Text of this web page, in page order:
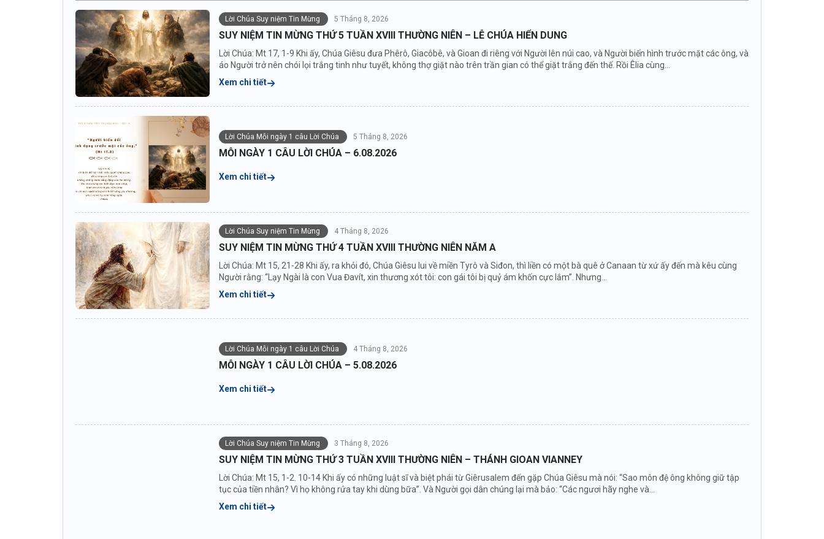
Lời Chúa Suy niệm Tin Mừng 5 Tháng 8, 2026
SUY NIỆM TIN MỪNG THỨ 5 TUẦN XVIII THƯỜNG NIÊN – LỄ CHÚA HIỂN DUNG
Lời Chúa: Mt 17, 1-9 Khi ấy, Chúa Giêsu đưa Phêrô, Giacôbê, và Gioan đi riêng với Người lên núi cao, và Người biến hình trước mặt các ông, và
áo Người trở nên chói lọi trắng tinh như tuyết, không thợ giặt nào trên trần gian có thể giặt trắng đến thế. Rồi Êlia cùng...
Xem chi tiết
Lời Chúa Mỗi ngày 1 câu Lời Chúa 5 Tháng 8, 2026
MỖI NGÀY 1 CÂU LỜI CHÚA – 6.08.2026
Xem chi tiết
Lời Chúa Suy niệm Tin Mừng 4 Tháng 8, 2026
SUY NIỆM TIN MỪNG THỨ 4 TUẦN XVIII THƯỜNG NIÊN NĂM A
Lời Chúa: Mt 15, 21-28 Khi ấy, ra khỏi đó, Chúa Giêsu lui về miền Tyrô và Siđon, thì liền có một bà quê ở Canaan từ xứ ấy đến mà kêu cùng
Người rằng: “Lạy Ngài là con Vua Đavít, xin thương xót tôi: con gái tôi bị quỷ ám khốn cực lắm”. Nhưng...
Xem chi tiết
Lời Chúa Mỗi ngày 1 câu Lời Chúa 4 Tháng 8, 2026
MỖI NGÀY 1 CÂU LỜI CHÚA – 5.08.2026
Xem chi tiết
Lời Chúa Suy niệm Tin Mừng 3 Tháng 8, 2026
SUY NIỆM TIN MỪNG THỨ 3 TUẦN XVIII THƯỜNG NIÊN – THÁNH GIOAN VIANNEY
Lời Chúa: Mt 15, 1-2. 10-14 Khi ấy có những luật sĩ và biệt phái từ Giêrusalem đến gặp Chúa Giêsu mà nói: “Sao môn đệ ông không giữ tập
tục của tiền nhân? Vì họ không rửa tay khi dùng bữa”. Và Người gọi dân chúng lại mà bảo: “Các ngươi hãy nghe và...
Xem chi tiết